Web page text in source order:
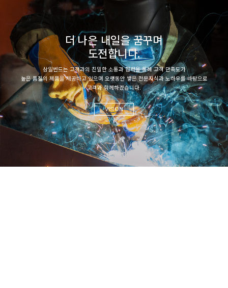
더 나은 내일을 꿈꾸며
도전합니다.
삼일벤드는 고객과의 친밀한 소통과 협력을 통해 고객 만족도가
높은 품질의 제품을 제공하고 있으며오랫동안 쌓은 전문지식과 노하우를 바탕으로
고객과 함께하겠습니다.
VISION